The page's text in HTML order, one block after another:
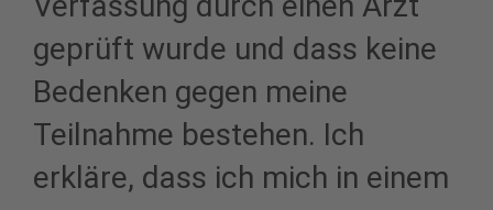
geprüft wurde und dass keine
Bedenken gegen meine
Teilnahme bestehen. Ich
erkläre, dass ich mich in einem